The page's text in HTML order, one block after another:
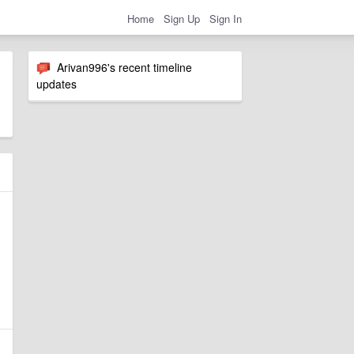
Home Sign Up Sign In
Arivan996's recent timeline
updates